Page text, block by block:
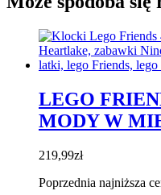
LEGO
MODY W
219,99zł
Poprzednia najniższa